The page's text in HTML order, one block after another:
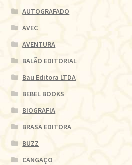
AUTOGRAFADO
AVEC
AVENTURA
BALÃO EDITORIAL
Bau Editora LTDA
BEBEL BOOKS
BIOGRAFIA
BRASA EDITORA
BUZZ
CANGAÇO